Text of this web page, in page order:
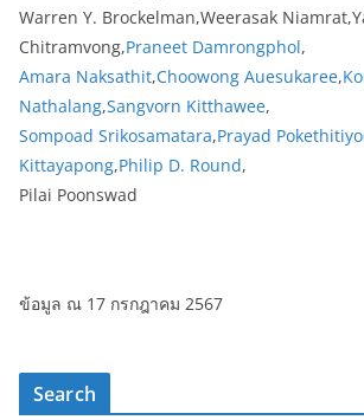
Warren Y. Brockelman,Weerasak
Chitramvong,Praneet Damrongphol,
Amara Naksathit,Choowong Auesukaree,
Nathalang,Sangvorn Kitthawee,
Sompoad Srikosamatara,Prayad
Kittayapong,Philip D. Round,
Pilai Poonswad
ข้อมูล ณ 17 กรกฎาคม 2567
Search